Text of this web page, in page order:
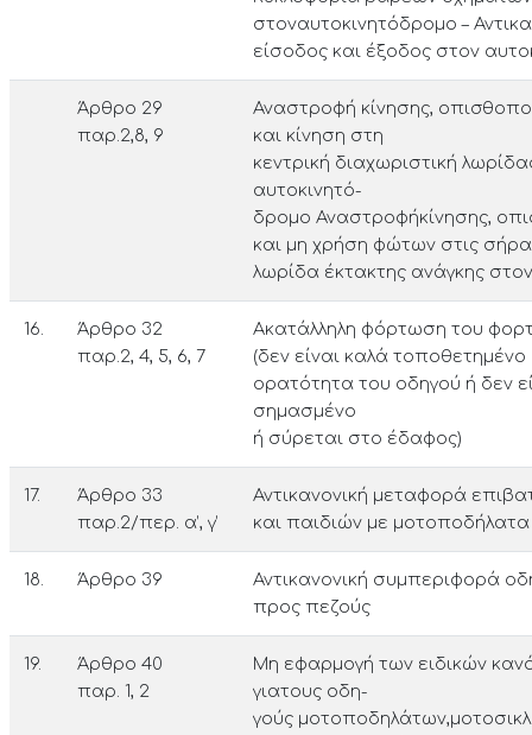
στοναυτοκινη­τόδρομο –
είσοδος και έξοδος στον
Άρθρο 29
παρ.2,8, 9
Αναστροφή κίνησης,
και κίνηση στη
κεντρική διαχωριστική
αυτοκινητό­
δρομο Αναστροφήκίνησης,
και μη χρήση φώτων στις
λωρίδα έκτακτης ανάγκης
16.
Άρθρο 32
παρ.2, 4, 5, 6, 7
Ακατάλληλη φόρτωση του
(δεν είναι καλά τοποθετημένο
ορατότητα του οδηγού ή δεν
σημασμένο
ή σύρεται στο έδαφος)
17.
Άρθρο 33
παρ.2/περ. α’, γ’
Αντικανονική μεταφορά
και παιδιών με μοτοποδήλατα
18. Άρθρο 39
Αντικανονική συμπεριφορά
προς πεζούς
19.
Άρθρο 40
παρ. 1, 2
Μη εφαρμογή των ειδικών
γιατους οδη­
γούς